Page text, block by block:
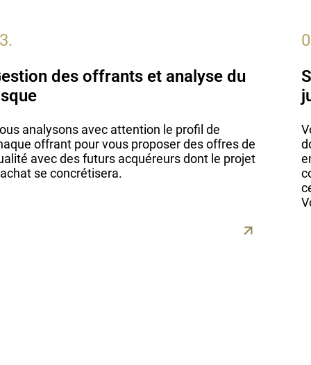
des offrants et analyse du
analysons avec attention le profil de
offrant pour vous proposer des offres de
avec des futurs acquéreurs dont le projet
se concrétisera.